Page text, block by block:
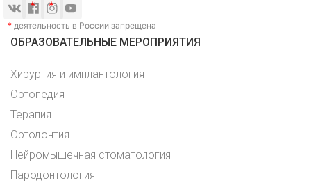
* деятельность в России запрещена
ОБРАЗОВАТЕЛЬНЫЕ МЕРОПРИЯТИЯ
Хирургия и имплантология
Ортопедия
Терапия
Ортодонтия
Нейромышечная стоматология
Пародонтология